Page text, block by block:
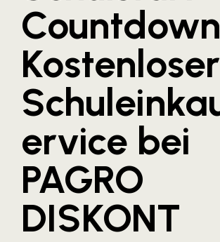
AKTUELLES
ACO
ALEX Krems
Amazon Web Services
Artweger
AustroCel Hallein
Blaguss
Bundesverband
Cineplexx
Kostenloser
ervice bei
PAGRO
DISKONT